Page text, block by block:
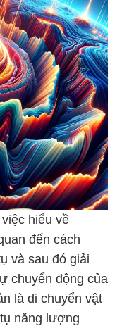
hiểu về
đến cách
và sau đó giải
chuyển động của
là di chuyển vật
năng lượng